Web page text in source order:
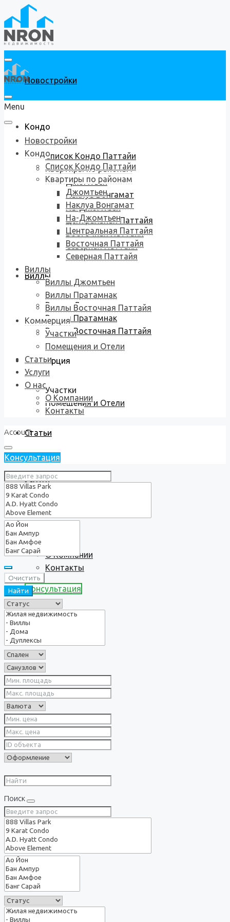
Новостройки
Кондо
Список Кондо Паттайи
Квартиры по районам
Джомтьен
Наклуа Вонгамат
На-Джомтьен
Центральная Паттайя
Восточная Паттайя
Северная Паттайя
Виллы
Виллы Джомтьен
Виллы Пратамнак
Виллы Восточная Паттайя
Коммерция
Участки
Помещения и Отели
Статьи
Услуги
О нас
О Компании
Контакты
Консультация
Menu
Новостройки
Кондо
Список Кондо Паттайи
Квартиры по районам
Джомтьен
Наклуа Вонгамат
На-Джомтьен
Центральная Паттайя
Восточная Паттайя
Северная Паттайя
Виллы
Виллы Джомтьен
Виллы Пратамнак
Виллы Восточная Паттайя
Коммерция
Участки
Помещения и Отели
Статьи
Услуги
О нас
О Компании
Контакты
Account
Консультация
Очистить
Найти
Поиск